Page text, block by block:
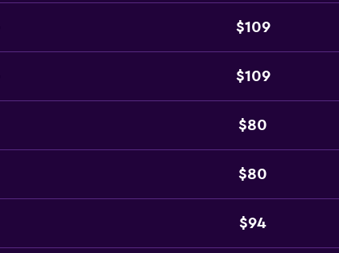
$109
$109
$80
$80
$94